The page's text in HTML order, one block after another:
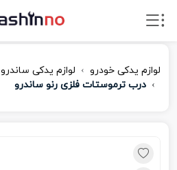
لوازم یدکی خودرو
لوازم یدکی ساندرو
درب ترموستات فلزی رنو ساندرو